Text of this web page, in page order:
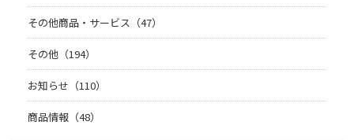
その他商品・サービス（47）
その他（194）
お知らせ（110）
商品情報（48）